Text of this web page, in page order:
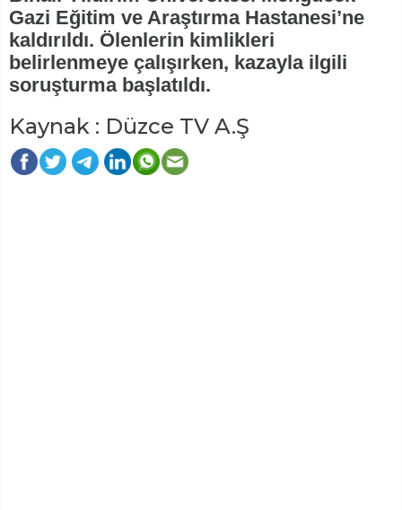
Gazi Eğitim ve Araştırma Hastanesi’ne
kaldırıldı. Ölenlerin kimlikleri
belirlenmeye çalışırken, kazayla ilgili
soruşturma başlatıldı.
Kaynak : Düzce TV A.Ş